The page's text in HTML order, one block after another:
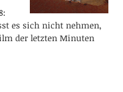
es sich nicht nehmen,
der letzten Minuten